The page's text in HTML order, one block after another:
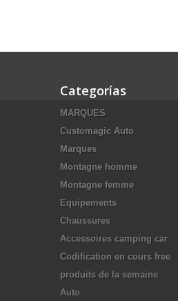
Categorías
MARQUES
Customagic Auto
Marques
Montagne homme
Montagne femme
Equipements
Chaussures
Accessoires camping car
Codification en cours free
produits de la semaine
Auto